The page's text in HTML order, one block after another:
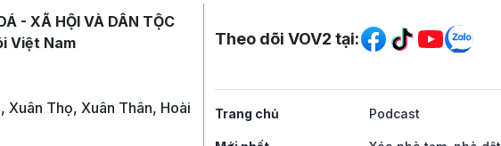
- XÃ HỘI VÀ DÂN TỘC
Việt Nam
Xuân Thọ, Xuân Thân, Hoài
Mạng xã hội
Theo dõi VOV2 tại:
Trang chủ Podcast